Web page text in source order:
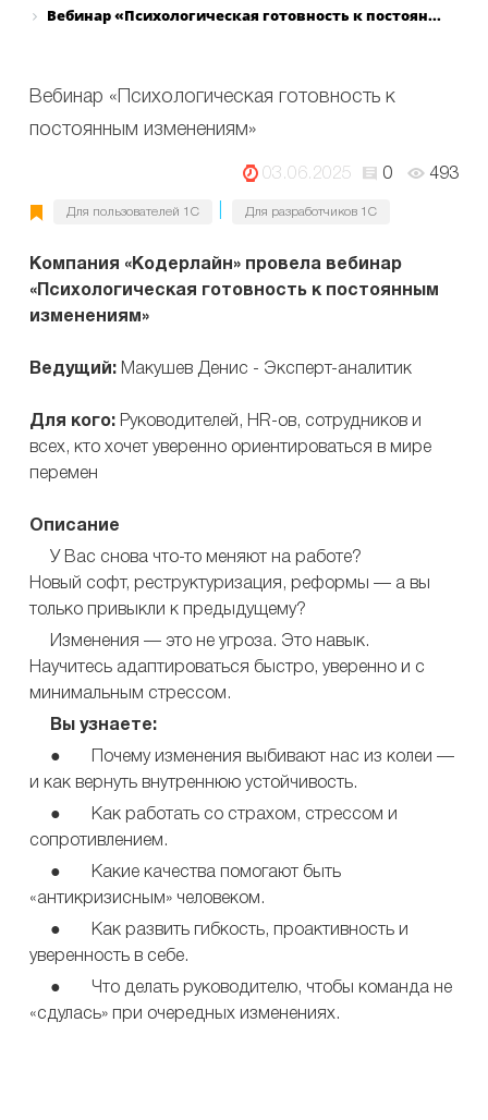
Вебинар «Психологическая готовность к постоян...
Вебинар «Психологическая готовность к
постоянным изменениям»
0 493
03.06.2025
Для пользователей 1С Для разработчиков 1С
Компания «Кодерлайн» провела вебинар
«Психологическая готовность к постоянным
изменениям»
Ведущий: Макушев Денис - Эксперт-аналитик
Для кого: Руководителей, HR-ов, сотрудников и
всех, кто хочет уверенно ориентироваться в мире
перемен
Описание
У Вас снова что-то меняют на работе?
Новый софт, реструктуризация, реформы — а вы
только привыкли к предыдущему?
Изменения — это не угроза. Это навык.
Научитесь адаптироваться быстро, уверенно и с
минимальным стрессом.
Вы узнаете:
● Почему изменения выбивают нас из колеи —
и как вернуть внутреннюю устойчивость.
● Как работать со страхом, стрессом и
сопротивлением.
● Какие качества помогают быть
«антикризисным» человеком.
● Как развить гибкость, проактивность и
уверенность в себе.
● Что делать руководителю, чтобы команда не
«сдулась» при очередных изменениях.